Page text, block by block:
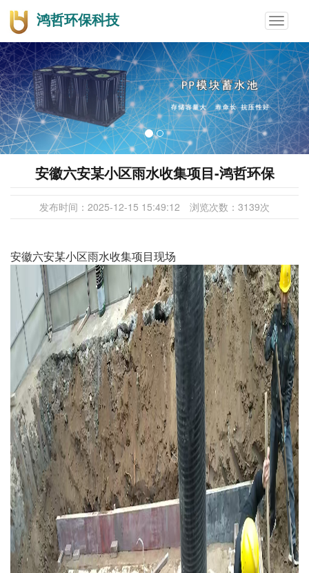
鸿哲环保科技
Toggle
安徽六安某小区雨水收集项目-鸿哲环保
发布时间： 2025-12-15 15:49:12 浏览次数： 3139次
安徽六安某小区雨水收集项目现场